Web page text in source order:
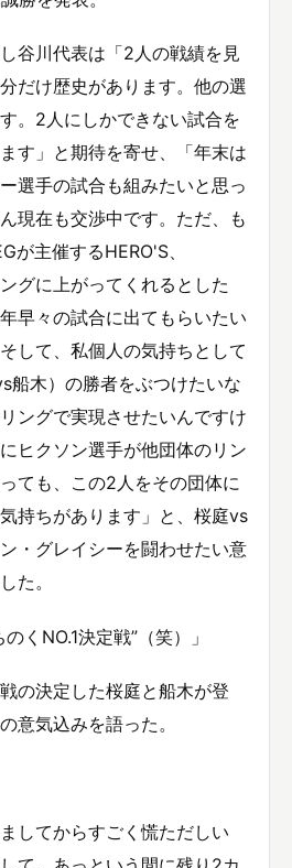
谷川代表は「2人の戦績を見
だけ歴史があります。他の選
。2人にしかできない試合を
す」と期待を寄せ、「年末は
選手の試合も組みたいと思っ
現在も交渉中です。ただ、も
が主催するHERO'S、
グに上がってくれるとした
早々の試合に出てもらいたい
して、私個人の気持ちとして
船木）の勝者をぶつけたいな
ングで実現させたいんですけ
ヒクソン選手が他団体のリン
ても、この2人をその団体に
持ちがあります」と、桜庭vs
・グレイシーを闘わせたい意
た。
くNO.1決定戦”（笑）」
の決定した桜庭と船木が登
意気込みを語った。
してからすごく慌ただしい